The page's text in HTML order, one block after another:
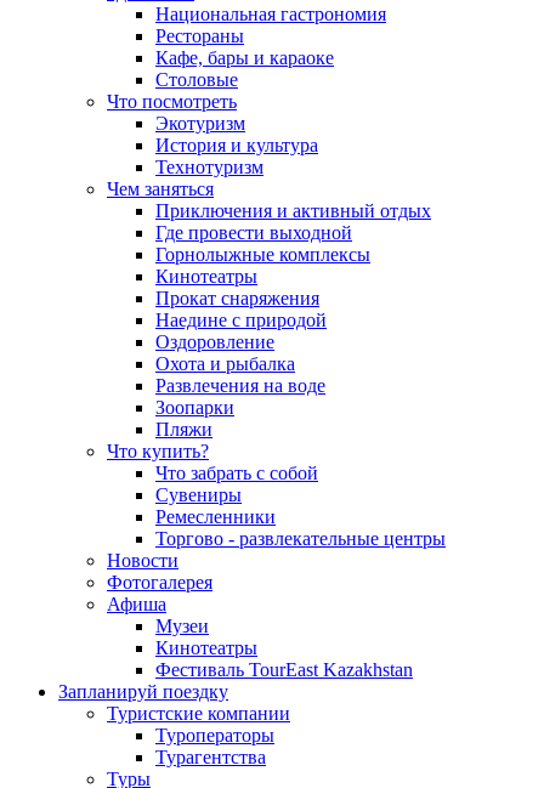
Национальная гастрономия
Рестораны
Кафе, бары и караоке
Столовые
Что посмотреть
Экотуризм
История и культура
Технотуризм
Чем заняться
Приключения и активный отдых
Где провести выходной
Горнолыжные комплексы
Кинотеатры
Прокат снаряжения
Наедине с природой
Оздоровление
Охота и рыбалка
Развлечения на воде
Зоопарки
Пляжи
Что купить?
Что забрать с собой
Сувениры
Ремесленники
Торгово - развлекательные центры
Новости
Фотогалерея
Афиша
Музеи
Кинотеатры
Фестиваль TourEast Kazakhstan
Запланируй поездку
Туристские компании
Туроператоры
Турагентства
Туры